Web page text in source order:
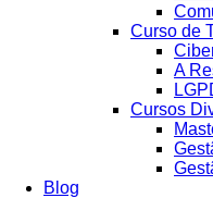
Curso de
A
Cursos
Blog